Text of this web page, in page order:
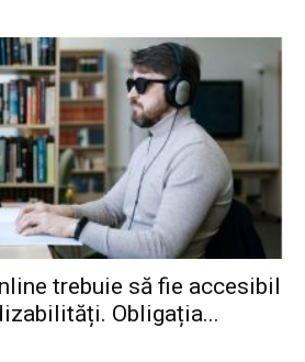
trebuie să fie accesibil
Obligația...